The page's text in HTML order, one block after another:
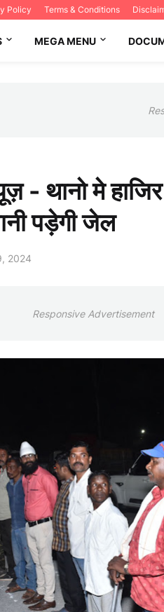
Policy Terms & Conditions
MEGA MENU
- थानो मे
पड़ेगी जेल
2024
Responsive Advertisement